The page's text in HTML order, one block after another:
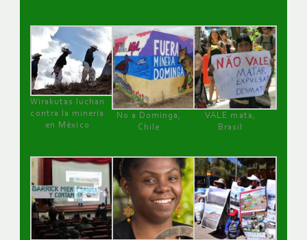
Wirakutas luchan
contra la minería
en México
No a Dominga,
Chile
VALE mata,
Brasil